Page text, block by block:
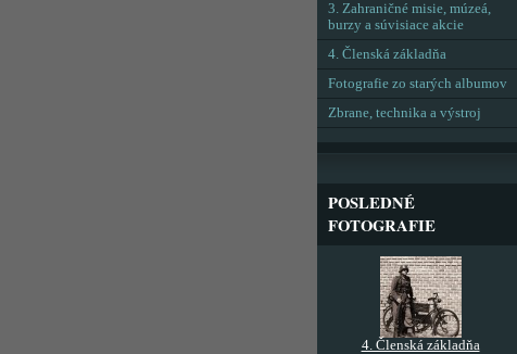
3. Zahraničné misie, múzeá,
burzy a súvisiace akcie
4. Členská základňa
Fotografie zo starých albumov
Zbrane, technika a výstroj
POSLEDNÉ
FOTOGRAFIE
4. Členská základňa